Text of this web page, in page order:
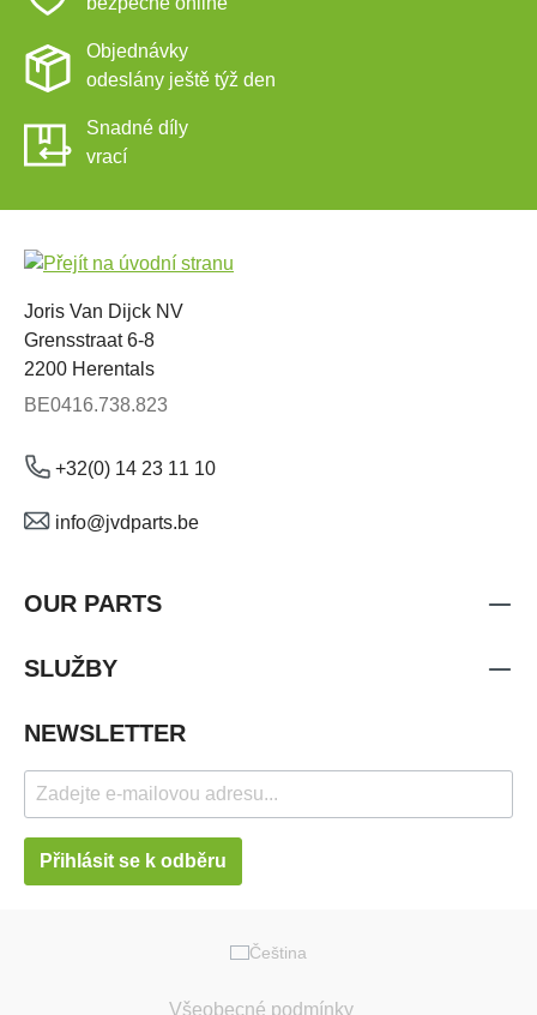
Objednávky
odeslány ještě týž den
Snadné díly
vrací
Joris Van Dijck NV
Grensstraat 6-8
2200 Herentals
BE0416.738.823
+32(0) 14 23 11 10
info@jvdparts.be
OUR PARTS
SLUŽBY
NEWSLETTER
Přihlásit se k odběru
Čeština
Všeobecné podmínky